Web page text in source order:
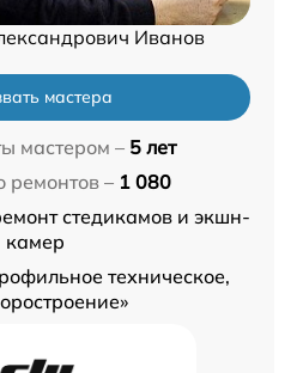
Иванов
мастера
мастером – 5 лет
ремонтов – 1 080
стедикамов и экшн-
камер
техническое,